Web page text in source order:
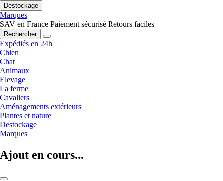
Destockage
Marques
SAV en France Paiement sécurisé Retours faciles
Rechercher
Expédiés en 24h
Chien
Chat
Animaux
Elevage
La ferme
Cavaliers
Aménagements extérieurs
Plantes et nature
Destockage
Marques
Ajout en cours...